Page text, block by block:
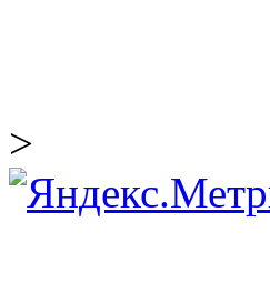
>